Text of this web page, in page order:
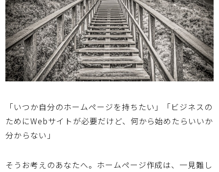
「いつか自分のホームページを持ちたい」「ビジネスの
ためにWebサイトが必要だけど、何から始めたらいいか
分からない」
そうお考えのあなたへ。ホームページ作成は、一見難し